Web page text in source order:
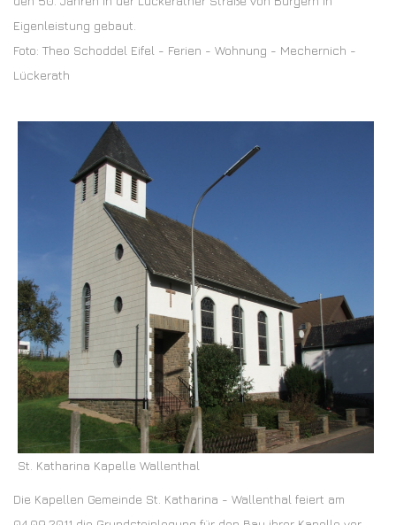
Eigenleistung gebaut.
Foto: Theo Schoddel Eifel - Ferien - Wohnung - Mechernich -
Lückerath
St. Katharina Kapelle Wallenthal
Die Kapellen Gemeinde St. Katharina - Wallenthal feiert am